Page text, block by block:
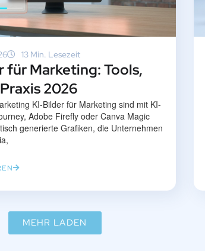
13 Min. Lesezeit
für Marketing: Tools,
2026
KI-Bilder für Marketing sind mit KI-
Adobe Firefly oder Canva Magic
generierte Grafiken, die Unternehmen
MEHR LADEN